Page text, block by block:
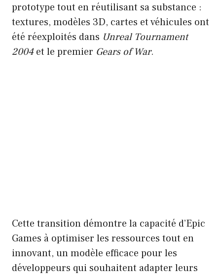
prototype tout en réutilisant sa substance :
textures, modèles 3D, cartes et véhicules ont
été réexploités dans Unreal Tournament
2004et le premier Gears of War.
Cette transition démontre la capacité d’Epic
Games à optimiser les ressources tout en
innovant, un modèle efficace pour les
développeurs qui souhaitent adapter leurs